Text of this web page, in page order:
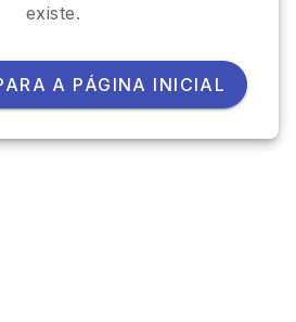
existe.
A PÁGINA INICIAL